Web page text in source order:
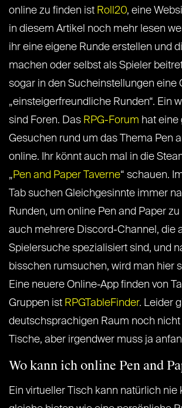
online zu finden ist Roll20, eine
in diesem Artikel noch mehr lesen
ihr eine eigene Runde erstellen und
machen oder selbst als Spieler
sogar in den Sucheinstellungen eine
„einsteigerfreundliche Runden“. Ein
sind Foren. Das RPG-Forum hat eine
Gesuchen rund um das Thema Pen
online. Ihr könnt auch mal in die
„Pen and Paper Taverne“ schauen.
Tab suchen Gleichgesinnte immer
Runden, um online Pen and Paper
auch mehrere Discord-Channel, die
Spielersuche spezialisiert sind, und
bisschen rumsuchen, wird man hier
Eine neuere Online-App finden von
Gruppen ist RPGTableFinder. Leider
deutschsprachigen Raum noch nicht
Tische, aber irgendwer muss ja
Wo kann ich online Pen and
Ein virtueller Tisch kann natürlich nie